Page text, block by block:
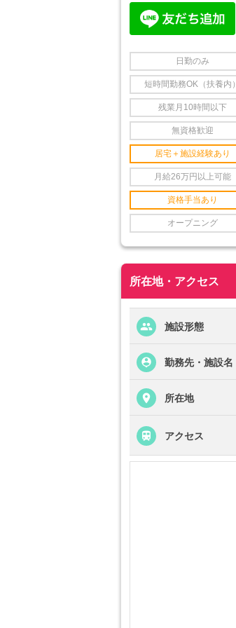
日勤のみ
短時間勤務OK（扶養内）
残業月10時間以下
無資格歓迎
居宅＋施設経験あり
月給26万円以上可能
資格手当あり
オープニング
所在地・アクセス
施設形態
勤務先・施設名
所在地
アクセス